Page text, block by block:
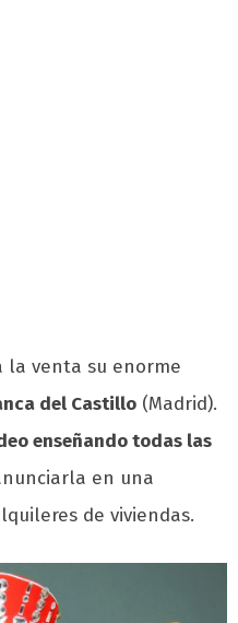
la venta su enorme
del Castillo (Madrid).
enseñando todas las
en una
de viviendas.